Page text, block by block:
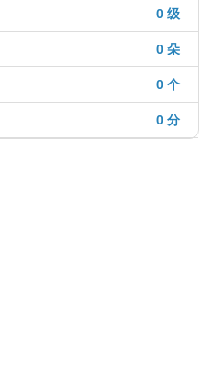
0 级
0 朵
0 个
0 分